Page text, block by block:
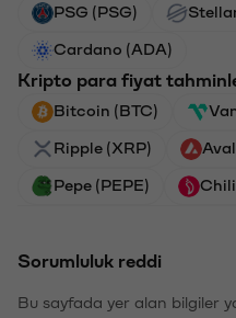
PSG (PSG)
Cardano (ADA)
Kripto para fiyat
Bitcoin (BTC)
Ripple (XRP)
Pepe (PEPE)
Sorumluluk reddi
Bu sayfada yer alan bilgiler